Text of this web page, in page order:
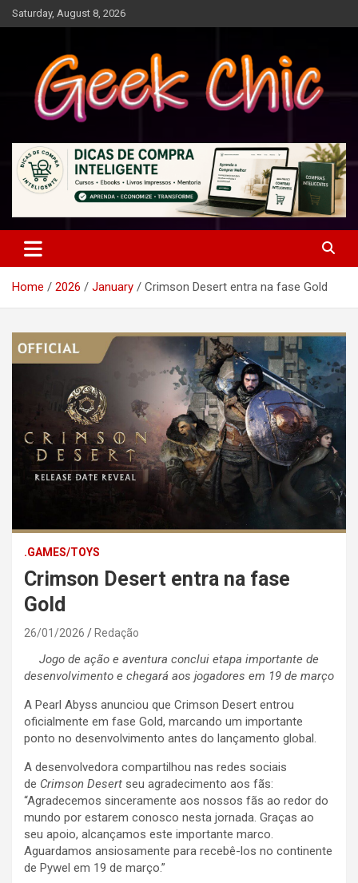
Skip
to
Saturday, August 8, 2026
Geek Chic
Home 2026 January Crimson Desert entra na fase Gold
.GAMES/TOYS
Crimson Desert entra na fase
Gold
26/01/2026 Redação
Jogo de ação e aventura conclui etapa importante de
desenvolvimento e chegará aos jogadores em 19 de março
A Pearl Abyss anunciou que Crimson Desert entrou
oficialmente em fase Gold, marcando um importante
ponto no desenvolvimento antes do lançamento global.
A desenvolvedora compartilhou nas redes sociais
de Crimson Desert seu agradecimento aos fãs:
“Agradecemos sinceramente aos nossos fãs ao redor do
mundo por estarem conosco nesta jornada. Graças ao
seu apoio, alcançamos este importante marco.
Aguardamos ansiosamente para recebê-los no continente
de Pywel em 19 de março.”